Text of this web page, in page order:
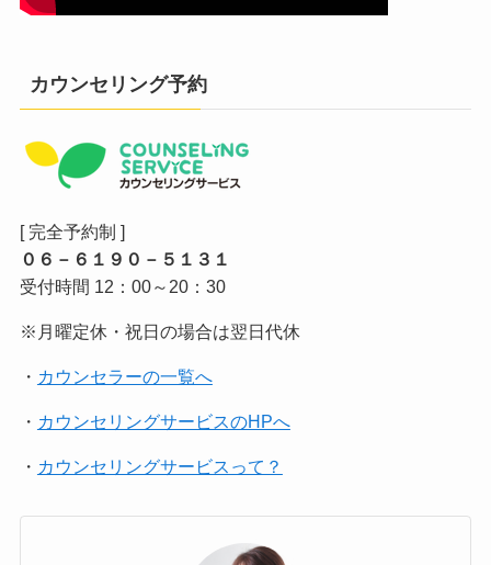
カウンセリング予約
[ 完全予約制 ]
０６－６１９０－５１３１
受付時間 12：00～20：30
※月曜定休・祝日の場合は翌日代休
・ カウンセラーの一覧へ
・ カウンセリングサービスのHPへ
・ カウンセリングサービスって？